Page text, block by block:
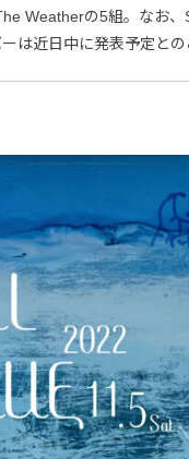
Weatherの5組。なお
は近日中に発表予定と